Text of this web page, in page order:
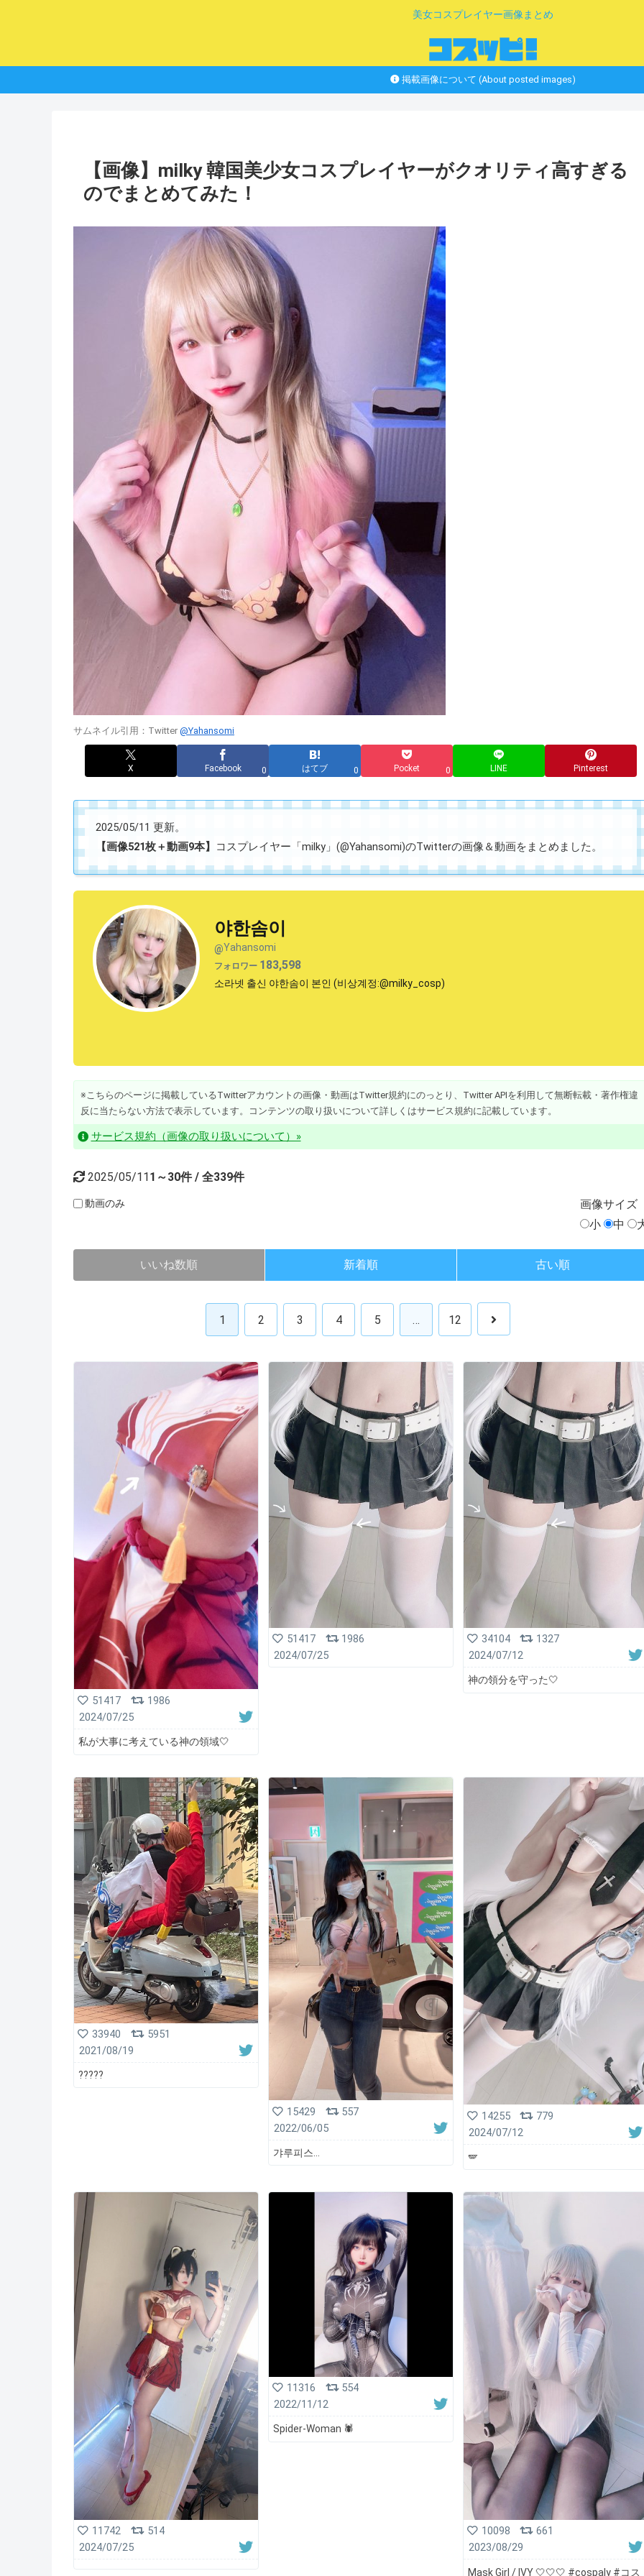
美女コスプレイヤー画像まとめ
掲載画像について (About posted images)
【画像】milky 韓国美少女コスプレイヤーがクオリティ高すぎる
のでまとめてみた！
サムネイル引用：Twitter @Yahansomi
X Facebook 0 はてブ 0 Pocket 0 LINE Pinterest
2025/05/11 更新。
【画像521枚＋動画9本】
コスプレイヤー「milky」(@Yahansomi)のTwitterの画像＆動画をまとめました。
야한솜이
@Yahansomi
フォロワー 183,598
소라넷 출신 야한솜이 본인 (비상계정:@milky_cosp)
※こちらのページに掲載しているTwitterアカウントの画像・動画はTwitter規約にのっとり、Twitter APIを利用して無断転載・著作権違
反に当たらない方法で表示しています。コンテンツの取り扱いについて詳しくはサービス規約に記載しています。
サービス規約（画像の取り扱いについて）»
2025/05/111～30件 / 全339件
動画のみ 画像サイズ
小
中
いいね数順 新着順 古い順
1 2 3 4 5 … 12
51417
1986
2024/07/25
私が大事に考えている神の領域🤍
51417
1986
2024/07/25
34104
1327
2024/07/12
神の領分を守った🤍
33940
5951
2021/08/19
?????
15429
557
2022/06/05
갸루피스...
14255
779
2024/07/12
🪽
11742
514
2024/07/25
11316
554
2022/11/12
Spider-Woman 🕷
10098
661
2023/08/29
Mask Girl / IVY 🤍🤍🤍 #cospaly #コス